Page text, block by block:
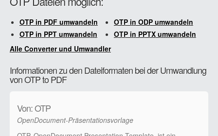
OTP in PDF umwandeln
OTP in ODP umwandeln
OTP in PPT umwandeln
OTP in PPTX umwandeln
Alle Converter und Umwandler
Informationen zu den Dateiformaten bei der Umwandlung
von OTP to PDF
Von: OTP
OpenDocument-Präsentationsvorlage